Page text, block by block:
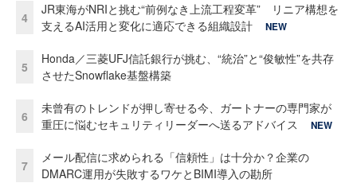
4
JR東海がNRIと挑む“前例なき上流工程変革” リニア構想を
支えるAI活用と変化に適応できる組織設計
NEW
5
Honda／三菱UFJ信託銀行が挑む、“統治”と“俊敏性”を共存
させたSnowflake基盤構築
6
未曾有のトレンドが押し寄せる今、ガートナーの専門家が
重圧に悩むセキュリティリーダーへ送るアドバイス
NEW
7
メール配信に求められる「信頼性」は十分か？企業の
DMARC運用が失敗するワケとBIMI導入の勘所